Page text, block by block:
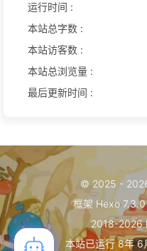
运行时间 :
本站总字数 :
本站访客数 :
本站总浏览量 :
最后更新时间 :
© 2025 -
框架 Hexo 7.3.0
2018-2026
本站已运行 8年